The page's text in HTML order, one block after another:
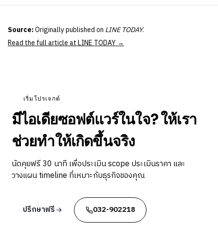
Source:Originally published on LINE TODAY.
Read the full article at LINE TODAY →
เริ่มโปรเจกต์
มีไอเดียซอฟต์แวร์ในใจ? ให้เรา
ช่วยทำให้เกิดขึ้นจริง
นัดคุยฟรี 30 นาที เพื่อประเมิน scope ประเมินราคา และ
วางแผน timeline ที่เหมาะกับธุรกิจของคุณ
ปรึกษาฟรี 032-902218